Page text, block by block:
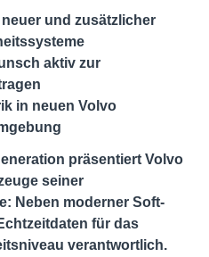
und zusätzlicher
aktiv zur
in neuen Volvo
präsentiert Volvo
seiner
Neben moderner Soft-
für das
verantwortlich.